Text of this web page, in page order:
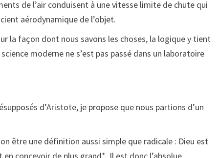
de l’air conduisent à une vitesse limite de chute qui
aérodynamique de l’objet.
la façon dont nous savons les choses, la logique y tient
moderne ne s’est pas passé dans un laboratoire
d’Aristote, je propose que nous partions d’un
être une définition aussi simple que radicale : Dieu est